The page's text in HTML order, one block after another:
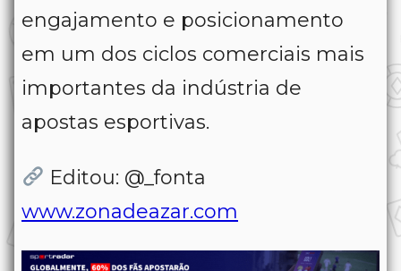
engajamento e posicionamento
em um dos ciclos comerciais mais
importantes da indústria de
apostas esportivas.
Editou: @_fonta
www.zonadeazar.com